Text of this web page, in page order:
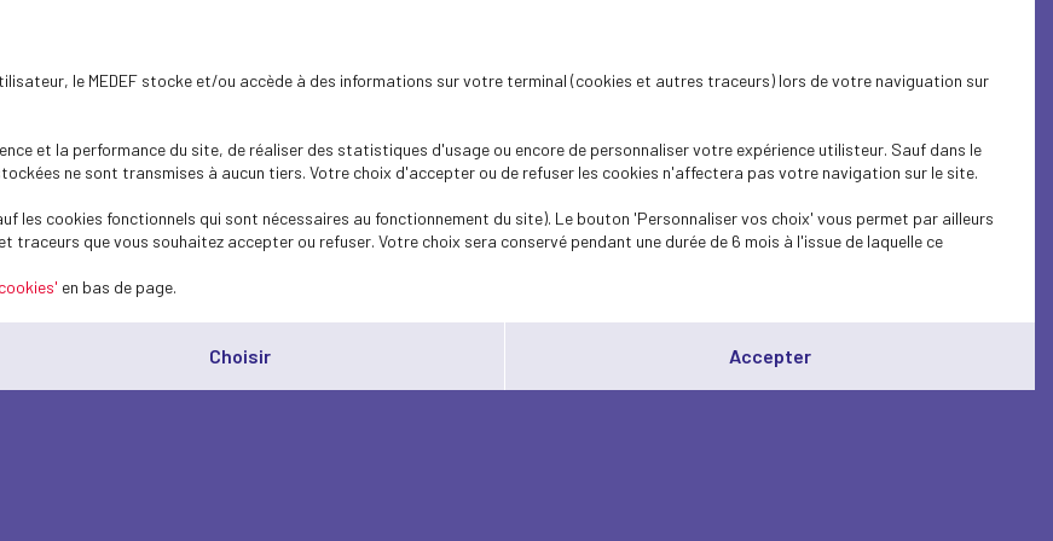
le MEDEF stocke et/ou accède à des informations sur votre terminal (cookies et autres traceurs) lors de votre naviguation sur
et la performance du site, de réaliser des statistiques d'usage ou encore de personnaliser votre expérience utilisteur. Sauf dans le
ne sont transmises à aucun tiers. Votre choix d'accepter ou de refuser les cookies n'affectera pas votre navigation sur le site.
les cookies fonctionnels qui sont nécessaires au fonctionnement du site). Le bouton 'Personnaliser vos choix' vous permet par ailleurs
que vous souhaitez accepter ou refuser. Votre choix sera conservé pendant une durée de 6 mois à l'issue de laquelle ce
en bas de page.
Choisir Accepter